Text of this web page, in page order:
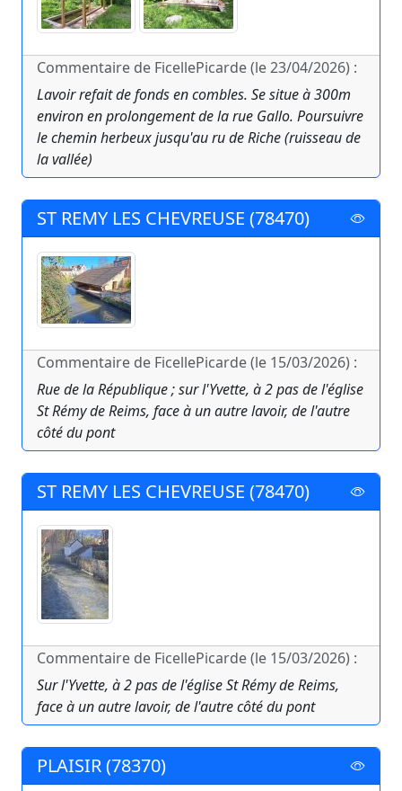
Commentaire de FicellePicarde (le 23/04/2026) :
Lavoir refait de fonds en combles. Se situe à 300m
environ en prolongement de la rue Gallo. Poursuivre
le chemin herbeux jusqu'au ru de Riche (ruisseau de
la vallée)
ST REMY LES CHEVREUSE (78470)
Commentaire de FicellePicarde (le 15/03/2026) :
Rue de la République ; sur l'Yvette, à 2 pas de l'église
St Rémy de Reims, face à un autre lavoir, de l'autre
côté du pont
ST REMY LES CHEVREUSE (78470)
Commentaire de FicellePicarde (le 15/03/2026) :
Sur l'Yvette, à 2 pas de l'église St Rémy de Reims,
face à un autre lavoir, de l'autre côté du pont
PLAISIR (78370)